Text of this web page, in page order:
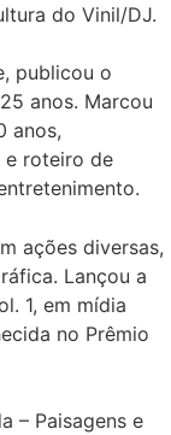
do Vinil/DJ.
publicou o
anos. Marcou
anos,
e roteiro de
ações diversas,
Lançou a
1, em mídia
no Prêmio
– Paisagens e